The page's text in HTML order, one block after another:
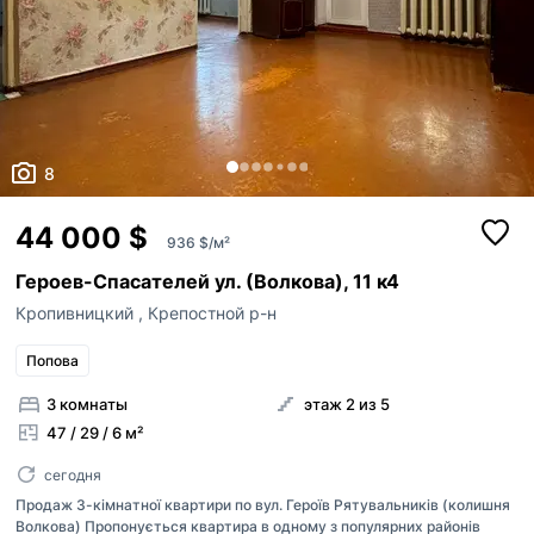
8
44 000 $ 936 $/м²
Героев-Спасателей ул. (Волкова), 11 к4
Кропивницкий , Крепостной р-н
Попова
3 комнаты
47 / 29 / 6 м²
этаж 2 из 5
сегодня
Продаж 3-кімнатної квартири по вул. Героїв Рятувальників (колишня
Волкова) Пропонується квартира в одному з популярних районів